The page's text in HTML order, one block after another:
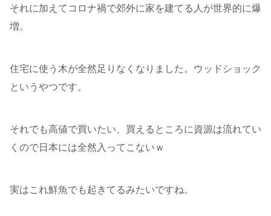
それに加えてコロナ禍で郊外に家を建てる人が世界的に爆
増。
住宅に使う木が全然足りなくなりました。ウッドショック
というやつです。
それでも高値で買いたい、買えるところに資源は流れてい
くので日本には全然入ってこないｗ
実はこれ鮮魚でも起きてるみたいですね。